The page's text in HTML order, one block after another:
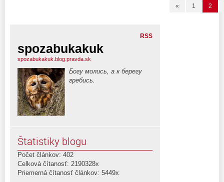
« 1 2
RSS
spozabukakuk
spozabukakuk.blog.pravda.sk
Богу молись, а к берегу
гребись.
Štatistiky blogu
Počet článkov: 402
Celková čítanosť: 2190328x
Priemerná čítanosť článkov: 5449x